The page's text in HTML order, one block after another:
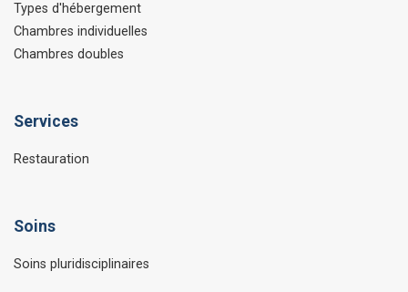
Types d'hébergement
Chambres individuelles
Chambres doubles
Services
Restauration
Soins
Soins pluridisciplinaires